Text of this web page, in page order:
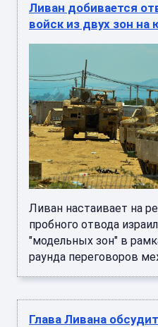
Ливан добивается
войск из двух зон на
Ливан настаивает на
пробного отвода
"модельных зон" в
раунда переговоров
Глава Ливана